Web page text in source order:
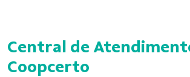
Central de
Coopcerto